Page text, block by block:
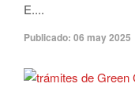
E....
Publicado: 06 may 2025